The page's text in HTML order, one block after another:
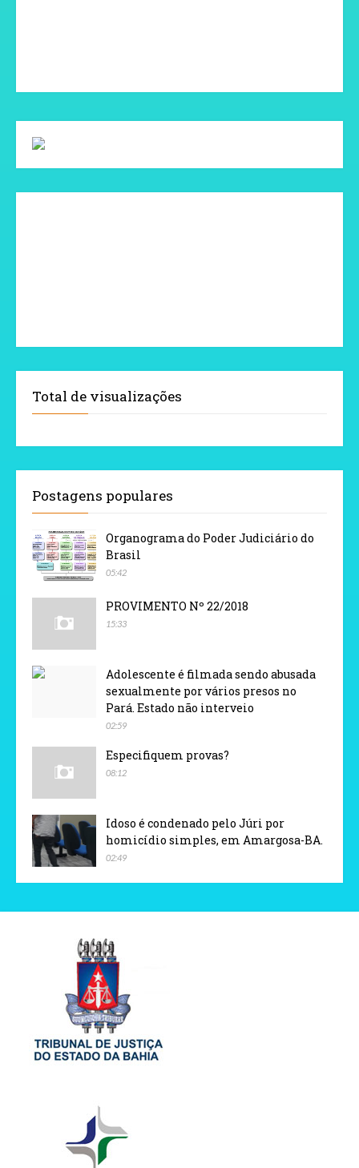
Total de visualizações
Postagens populares
Organograma do Poder Judiciário do
Brasil
05:42
PROVIMENTO Nº 22/2018
15:33
Adolescente é filmada sendo abusada
sexualmente por vários presos no
Pará. Estado não interveio
02:59
Especifiquem provas?
08:12
Idoso é condenado pelo Júri por
homicídio simples, em Amargosa-BA.
02:49